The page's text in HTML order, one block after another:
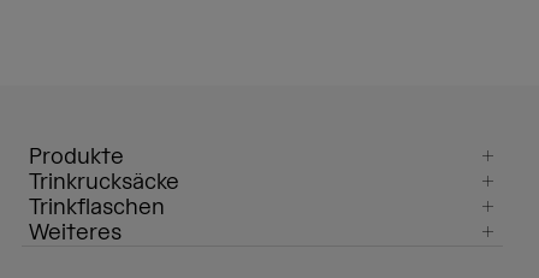
Produkte
Trinkrucksäcke
Trinkflaschen
Weiteres